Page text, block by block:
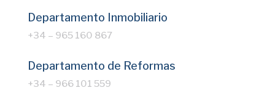
Departamento Inmobiliario
+34 – 965 160 867
Departamento de Reformas
+34 – 966 101 559